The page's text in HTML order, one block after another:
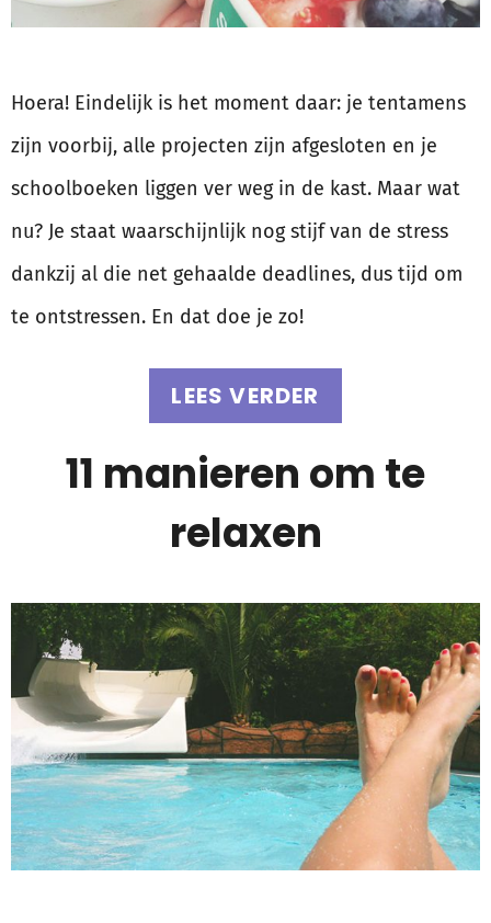
Hoera! Eindelijk is het moment daar: je tentamens
zijn voorbij, alle projecten zijn afgesloten en je
schoolboeken liggen ver weg in de kast. Maar wat
nu? Je staat waarschijnlijk nog stijf van de stress
dankzij al die net gehaalde deadlines, dus tijd om
te ontstressen. En dat doe je zo!
LEES VERDER
11 manieren om te
relaxen